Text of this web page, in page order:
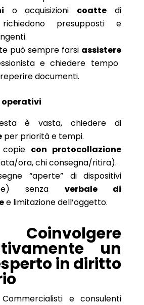
o acquisizioni coatte di
presupposti e
può sempre farsi assistere
e chiedere tempo
documenti.
operativi
è vasta, chiedere di
per priorità e tempi.
copie con protocollazione
ora, chi consegna/ritira).
“aperte” di dispositivi
senza verbale di
e limitazione dell’oggetto.
un
in diritto
e consulenti